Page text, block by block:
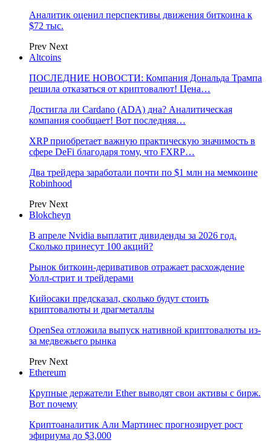
Аналитик оценил перспективы движения биткоина к
$72 тыс.
Prev Next
Altcoins
ПОСЛЕДНИЕ НОВОСТИ: Компания Дональда Трампа
решила отказаться от криптовалют! Цена…
Достигла ли Cardano (ADA) дна? Аналитическая
компания сообщает! Вот последняя…
XRP приобретает важную практическую значимость в
сфере DeFi благодаря тому, что FXRP…
Два трейдера заработали почти по $1 млн на мемкоине
Robinhood
Prev Next
Blokcheyn
В апреле Nvidia выплатит дивиденды за 2026 год.
Сколько принесут 100 акций?
Рынок биткоин-деривативов отражает расхождение
Уолл-стрит и трейдерами
Кийосаки предсказал, сколько будут стоить
криптовалюты и драгметаллы
OpenSea отложила выпуск нативной криптовалюты из-
за медвежьего рынка
Prev Next
Ethereum
Крупные держатели Ether выводят свои активы с бирж.
Вот почему
Криптоаналитик Али Мартинес прогнозирует рост
эфириума до $3,000